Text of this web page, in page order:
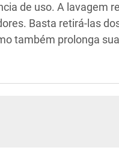
de uso. A lavagem
Basta retirá-las
também prolonga